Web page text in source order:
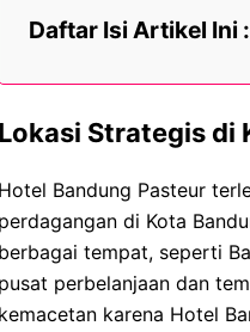
Daftar Isi Artikel Ini :
Lokasi Strategis di
Hotel Bandung Pasteur
perdagangan di Kota
berbagai tempat, seperti
pusat perbelanjaan dan
kemacetan karena Hotel